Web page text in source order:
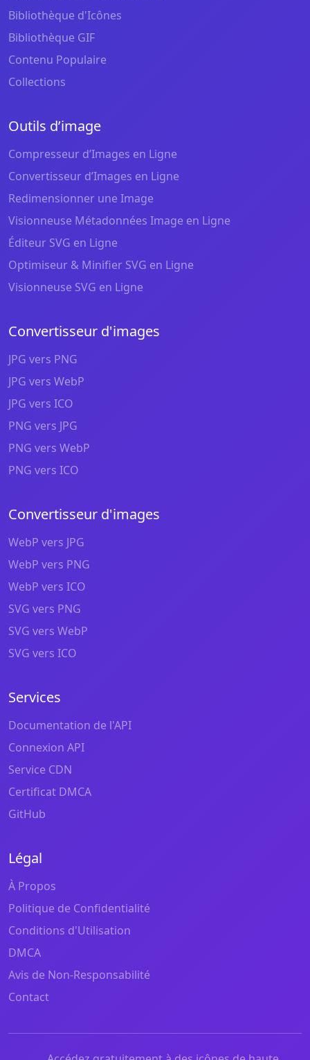
Bibliothèque d'Icônes
Bibliothèque GIF
Contenu Populaire
Collections
Outils d’image
Compresseur d’Images en Ligne
Convertisseur d’Images en Ligne
Redimensionner une Image
Visionneuse Métadonnées Image en Ligne
Éditeur SVG en Ligne
Optimiseur & Minifier SVG en Ligne
Visionneuse SVG en Ligne
Convertisseur d'images
JPG vers PNG
JPG vers WebP
JPG vers ICO
PNG vers JPG
PNG vers WebP
PNG vers ICO
Convertisseur d'images
WebP vers JPG
WebP vers PNG
WebP vers ICO
SVG vers PNG
SVG vers WebP
SVG vers ICO
Services
Documentation de l'API
Connexion API
Service CDN
Certificat DMCA
GitHub
Légal
À Propos
Politique de Confidentialité
Conditions d'Utilisation
DMCA
Avis de Non-Responsabilité
Contact